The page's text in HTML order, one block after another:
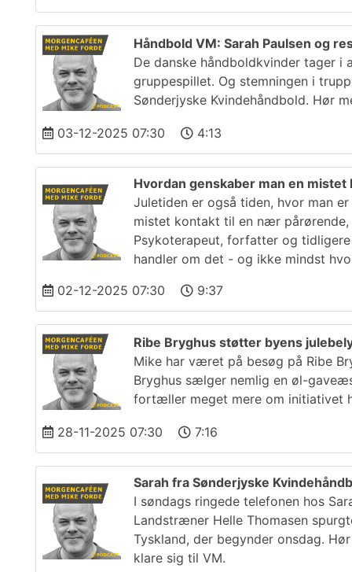
Håndbold VM: Sarah Paulsen og
De danske håndboldkvinder tager i
gruppespillet. Og stemningen i
Sønderjyske Kvindehåndbold. Hør
03-12-2025 07:30 4:13
Hvordan genskaber man en
Juletiden er også tiden, hvor man
mistet kontakt til en nær
Psykoterapeut, forfatter og
handler om det - og ikke mindst
02-12-2025 07:30
9:37
Ribe Bryghus støtter byens
Mike har været på besøg på Ribe
Bryghus sælger nemlig en øl-
fortæller meget mere om initiativet
28-11-2025 07:30 7:16
Sarah fra Sønderjyske
I søndags ringede telefonen hos
Landstræner Helle Thomasen
Tyskland, der begynder onsdag.
klare sig til VM.